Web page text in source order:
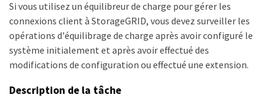
Si vous utilisez un équilibreur de charge pour gérer les
connexions client à StorageGRID, vous devez surveiller les
opérations d'équilibrage de charge après avoir configuré le
système initialement et après avoir effectué des
modifications de configuration ou effectué une extension.
Description de la tâche